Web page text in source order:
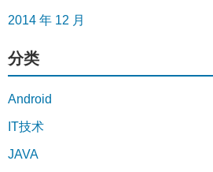
2014 年 12 月
分类
Android
IT技术
JAVA